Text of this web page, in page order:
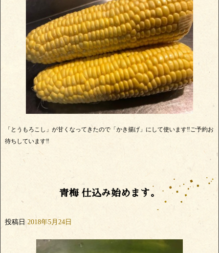
「とうもろこし」が甘くなってきたので「かき揚げ」にして使います‼️ご予約お
待ちしています‼️
青梅 仕込み始めます。
投稿日 2018年5月24日